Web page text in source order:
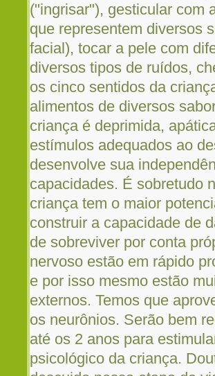
("ingrisar"), gesticular com
que representem diversos
facial), tocar a pele com
diversos tipos de ruídos,
os cinco sentidos da
alimentos de diversos
criança é deprimida,
estímulos adequados ao
desenvolve sua
capacidades. É sobretudo
criança tem o maior
construir a capacidade de
de sobreviver por conta
nervoso estão em rápido
e por isso mesmo estão
externos. Temos que
os neurônios. Serão bem
até os 2 anos para
psicológico da criança.